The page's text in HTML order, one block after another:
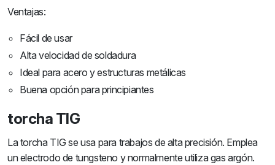
Ventajas:
Fácil de usar
Alta velocidad de soldadura
Ideal para acero y estructuras metálicas
Buena opción para principiantes
torcha TIG
La torcha TIG se usa para trabajos de alta precisión. Emplea
un electrodo de tungsteno y normalmente utiliza gas argón.